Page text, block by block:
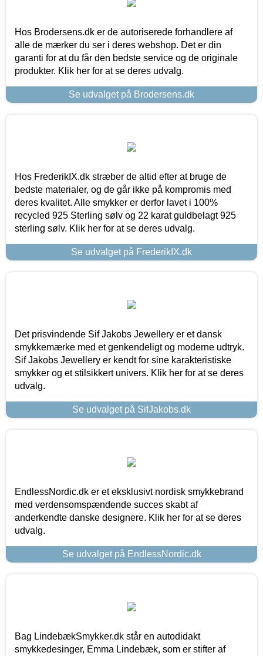
Hos Brodersens.dk er de autoriserede forhandlere af
alle de mærker du ser i deres webshop. Det er din
garanti for at du får den bedste service og de originale
produkter. Klik her for at se deres udvalg.
Se udvalget på Brodersens.dk
Hos FrederikIX.dk stræber de altid efter at bruge de
bedste materialer, og de går ikke på kompromis med
deres kvalitet. Alle smykker er derfor lavet i 100%
recycled 925 Sterling sølv og 22 karat guldbelagt 925
sterling sølv. Klik her for at se deres udvalg.
Se udvalget på FrederikIX.dk
Det prisvindende Sif Jakobs Jewellery er et dansk
smykkemærke med et genkendeligt og moderne udtryk.
Sif Jakobs Jewellery er kendt for sine karakteristiske
smykker og et stilsikkert univers. Klik her for at se deres
udvalg.
Se udvalget på SifJakobs.dk
EndlessNordic.dk er et eksklusivt nordisk smykkebrand
med verdensomspændende succes skabt af
anderkendte danske designere. Klik her for at se deres
udvalg.
Se udvalget på EndlessNordic.dk
Bag LindebækSmykker.dk står en autodidakt
smykkedesinger, Emma Lindebæk, som er stifter af